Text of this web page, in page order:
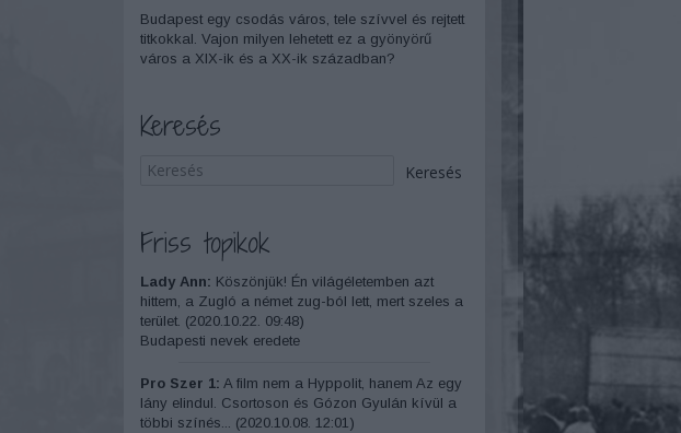
Budapest egy csodás város, tele szívvel és rejtett
titkokkal. Vajon milyen lehetett ez a gyönyörű
város a XIX-ik és a XX-ik században?
Keresés
Friss topikok
Lady Ann: Köszönjük! Én világéletemben azt
hittem, a Zugló a német zug-ból lett, mert szeles a
terület. (2020.10.22. 09:48)
Budapesti nevek eredete
Pro Szer 1: A film nem a Hyppolit, hanem Az egy
lány elindul. Csortoson és Gózon Gyulán kívül a
többi színés... (2020.10.08. 12:01)